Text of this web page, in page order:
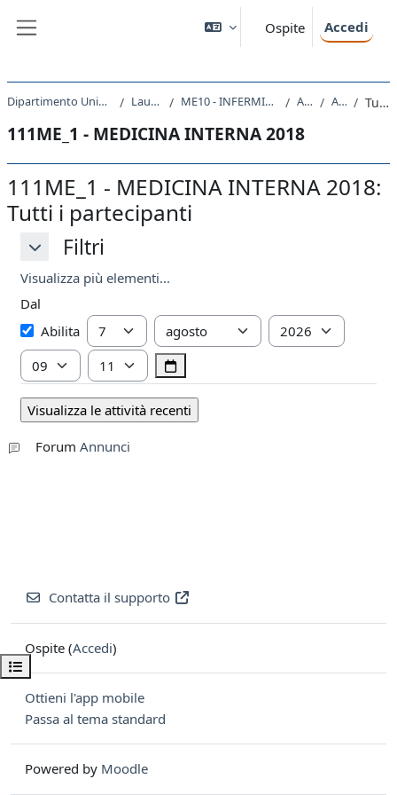
Ospite Accedi
Apri indice del corso
Dipartimento Universitario Clinico di Scienze mediche, chirurgiche e della salute Laurea triennale (DM270) ME10 - INFERMIERISTICA (ABILITANTE ALLA PROFESSIONE SANITARIA DI INFERMIERE) A.A. 2018 - 2019 Attività recente Tutti i partecipanti
111ME_1 - MEDICINA INTERNA 2018
111ME_1 - MEDICINA INTERNA 2018:
Tutti i partecipanti
Filtri
Filtri Filtri
Visualizza più elementi...
Dal
DalAbilita Giorno Mese
Anno
Ora
Minuto
Forum Annunci
Contatta il supporto
Ospite (Accedi)
Ottieni l'app mobile
Passa al tema standard
Powered by Moodle